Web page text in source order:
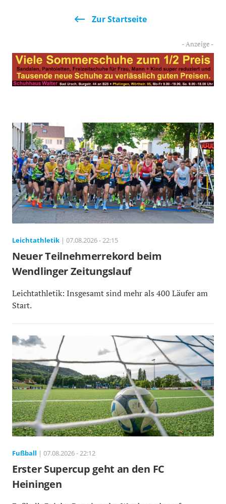
Zur Startseite
Leichtathletik | 07.08.2026 - 22:15
Neuer Teilnehmerrekord beim
Wendlinger Zeitungslauf
Leichtathletik: Insgesamt sind mehr als 400 Läufer am
Start.
Fußball | 07.08.2026 - 22:12
Erster Supercup geht an den FC
Heiningen